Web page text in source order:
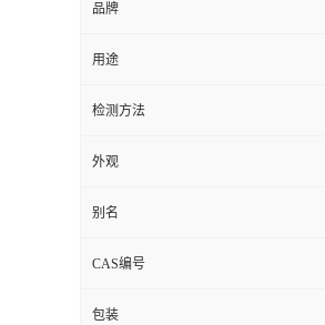
品牌
用途
检测方法
外观
别名
CAS编号
包装